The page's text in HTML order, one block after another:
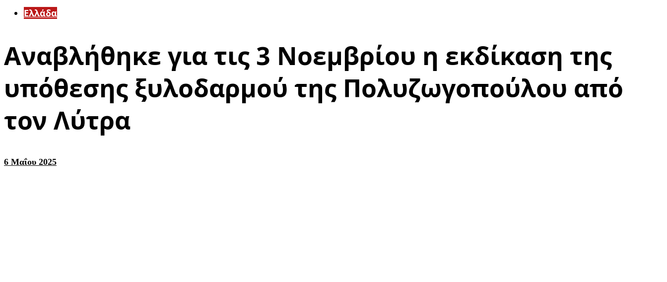
Ελλάδα
Αναβλήθηκε για τις 3 Νοεμβρίου η εκδίκαση της
υπόθεσης ξυλοδαρμού της Πολυζωγοπούλου από
τον Λύτρα
6 Μαΐου 2025